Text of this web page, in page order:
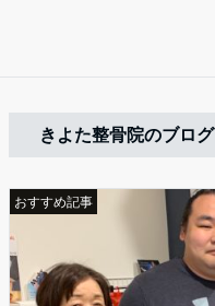
きよた整骨院のブログ
おすすめ記事